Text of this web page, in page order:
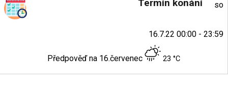
Termín konání so
16.7.22 00:00 - 23:59
Předpověď na 16.červenec 23 °C